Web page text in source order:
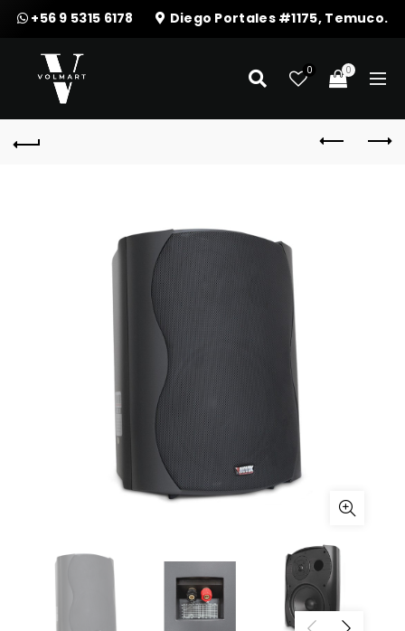
+56 9 5315 6178 Diego Portales #1175, Temuco.
0 0